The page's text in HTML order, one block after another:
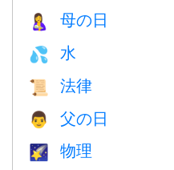
🤱 母の日
💦 水
📜 法律
👨 父の日
🌠 物理